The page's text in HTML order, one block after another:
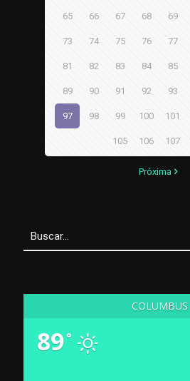
65 66 67 68 69
73 74 75 76 77
81 82 83 84 85
89 90 91 92 93
97 98 99 100 101
105 106 107
Próxima
COLUMBUS
89°